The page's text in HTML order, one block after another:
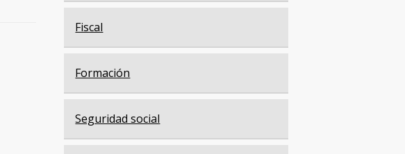
Fiscal
Formación
Seguridad social